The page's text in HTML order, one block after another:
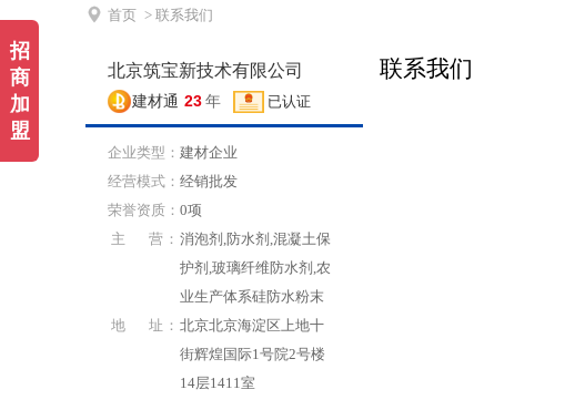
 首页 > 联系我们
联系我们
北京筑宝新技术有限公司
建材通 23 年 已认证
企业类型： 建材企业
经营模式： 经销批发
荣誉资质： 0项
主 营： 消泡剂,防水剂,混凝土保
护剂,玻璃纤维防水剂,农
业生产体系硅防水粉末
地 址： 北京北京海淀区上地十
街辉煌国际1号院2号楼
14层1411室
招
商
加
盟